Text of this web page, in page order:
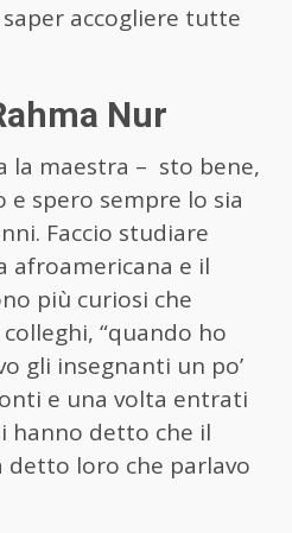
accogliere tutte
Nur
la maestra – sto bene,
e spero sempre lo sia
Faccio studiare
afroamericana e il
più curiosi che
“quando ho
gli insegnanti un po’
e una volta entrati
hanno detto che il
detto loro che parlavo